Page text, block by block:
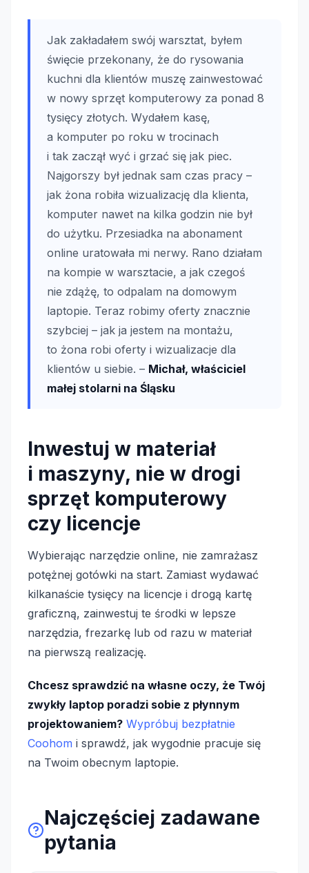
Jak zakładałem swój warsztat, byłem
święcie przekonany, że do rysowania
kuchni dla klientów muszę zainwestować
w nowy sprzęt komputerowy za ponad 8
tysięcy złotych. Wydałem kasę,
a komputer po roku w trocinach
i tak zaczął wyć i grzać się jak piec.
Najgorszy był jednak sam czas pracy –
jak żona robiła wizualizację dla klienta,
komputer nawet na kilka godzin nie był
do użytku. Przesiadka na abonament
online uratowała mi nerwy. Rano działam
na kompie w warsztacie, a jak czegoś
nie zdążę, to odpalam na domowym
laptopie. Teraz robimy oferty znacznie
szybciej – jak ja jestem na montażu,
to żona robi oferty i wizualizacje dla
klientów u siebie. – Michał, właściciel
małej stolarni na Śląsku
Inwestuj w materiał
i maszyny, nie w drogi
sprzęt komputerowy
czy licencje
Wybierając narzędzie online, nie zamrażasz
potężnej gotówki na start. Zamiast wydawać
kilkanaście tysięcy na licencje i drogą kartę
graficzną, zainwestuj te środki w lepsze
narzędzia, frezarkę lub od razu w materiał
na pierwszą realizację.
Chcesz sprawdzić na własne oczy, że Twój
zwykły laptop poradzi sobie z płynnym
projektowaniem? Wypróbuj bezpłatnie
Coohom i sprawdź, jak wygodnie pracuje się
na Twoim obecnym laptopie.
Najczęściej zadawane
pytania